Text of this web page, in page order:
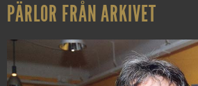
PÄRLOR FRÅN ARKIVET